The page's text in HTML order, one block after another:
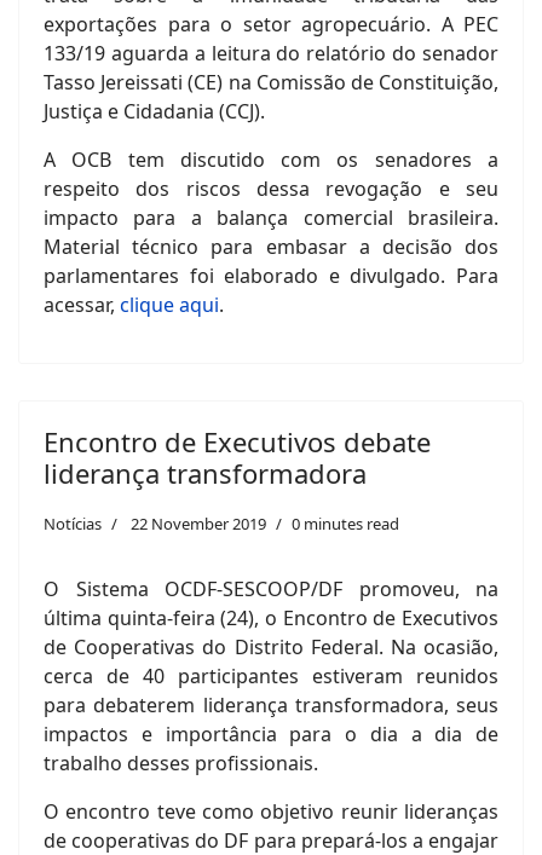
exportações para o setor agropecuário. A PEC
133/19 aguarda a leitura do relatório do senador
Tasso Jereissati (CE) na Comissão de Constituição,
Justiça e Cidadania (CCJ).
A OCB tem discutido com os senadores a
respeito dos riscos dessa revogação e seu
impacto para a balança comercial brasileira.
Material técnico para embasar a decisão dos
parlamentares foi elaborado e divulgado. Para
acessar, clique aqui.
Encontro de Executivos debate
liderança transformadora
Notícias 22 November 2019 0 minutes read
O Sistema OCDF-SESCOOP/DF promoveu, na
última quinta-feira (24), o Encontro de Executivos
de Cooperativas do Distrito Federal. Na ocasião,
cerca de 40 participantes estiveram reunidos
para debaterem liderança transformadora, seus
impactos e importância para o dia a dia de
trabalho desses profissionais.
O encontro teve como objetivo reunir lideranças
de cooperativas do DF para prepará-los a engajar